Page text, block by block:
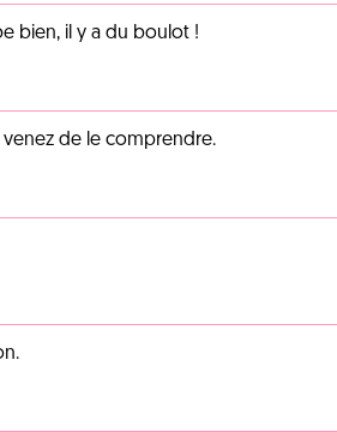
bien, il y a du boulot !
de le comprendre.